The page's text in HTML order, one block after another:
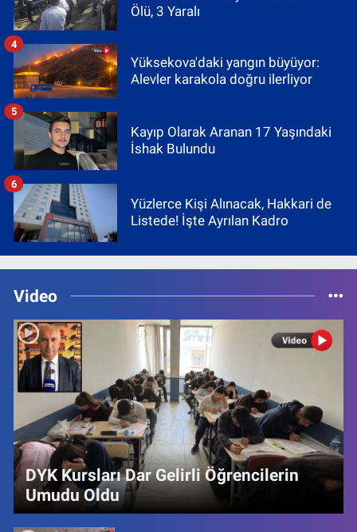
Ölü, 3 Yaralı
Yüksekova'daki yangın büyüyor:
Alevler karakola doğru ilerliyor
4
Kayıp Olarak Aranan 17 Yaşındaki
İshak Bulundu
5
Yüzlerce Kişi Alınacak, Hakkari de
Listede! İşte Ayrılan Kadro
6
Video
DYK Kursları Dar Gelirli Öğrencilerin
Umudu Oldu